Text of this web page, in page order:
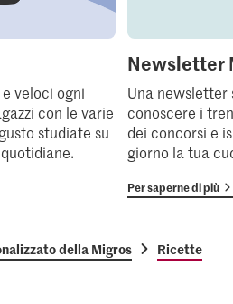
veloci ogni
con le varie
studiate su
Newsletter
Una
conoscere i
dei concorsi e
giorno la tua
Per saperne di più
della Migros Ricette